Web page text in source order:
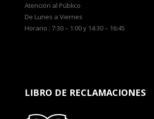
Atención al Público
De Lunes a Viernes
Horario : 7:30 – 1:00 y 14:30 – 16:45
LIBRO DE RECLAMACIONES